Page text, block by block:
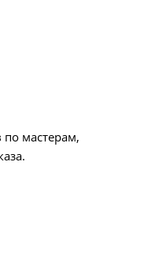
мастерам,